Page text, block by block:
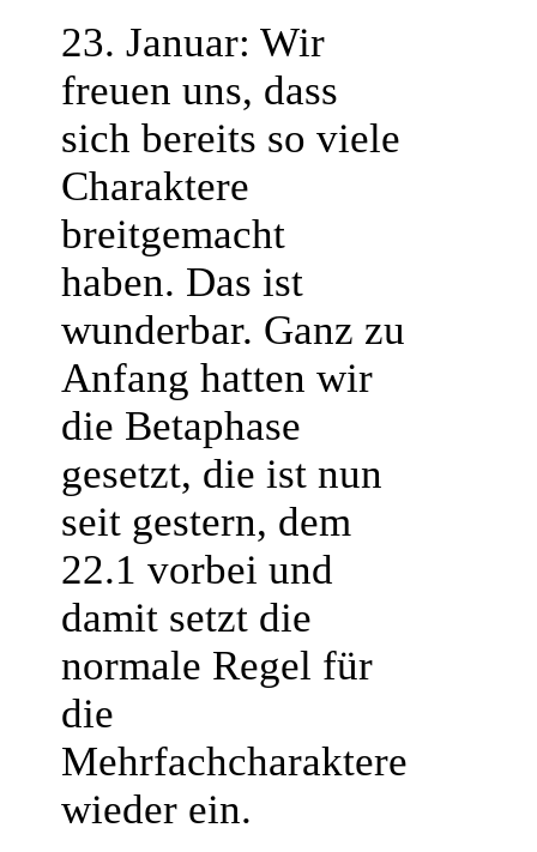
23. Januar: Wir
freuen uns, dass
sich bereits so viele
Charaktere
breitgemacht
haben. Das ist
wunderbar. Ganz zu
Anfang hatten wir
die Betaphase
gesetzt, die ist nun
seit gestern, dem
22.1 vorbei und
damit setzt die
normale Regel für
die
Mehrfachcharaktere
wieder ein.